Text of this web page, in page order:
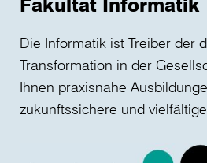
Fakultät Informatik
Die Informatik ist Treiber der
Transformation in der
Ihnen praxisnahe
zukunftssichere und